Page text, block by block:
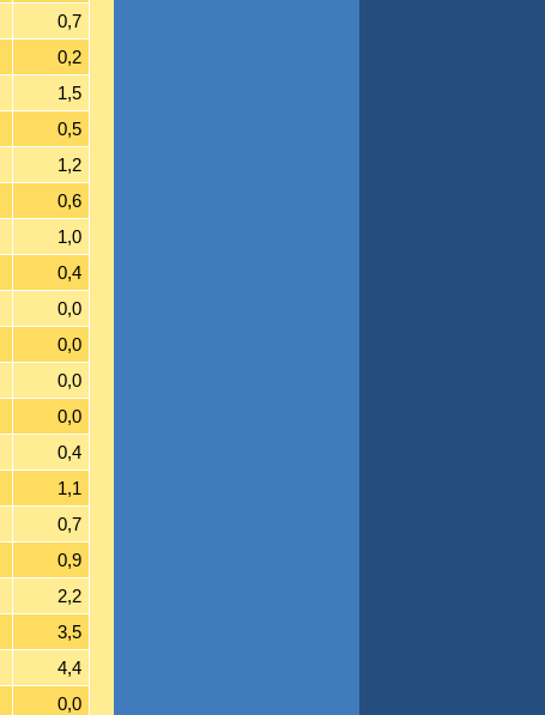
0,7
0,2
1,5
0,5
1,2
0,6
1,0
0,4
0,0
0,0
0,0
0,0
0,4
1,1
0,7
0,9
2,2
3,5
4,4
0,0